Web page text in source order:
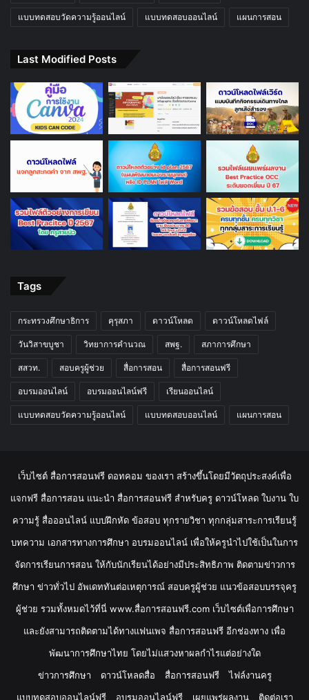
แบบทดสอบวัดความรู้ออนไลน์ แบบทดสอบออนไลน์ แผนการสอน
Last Modified Posts
Tags
กระทรวงศึกษาธิการ คุรุสภา ดาวน์โหลด ดาวน์โหลดไฟล์
วันวิสาขบูชา วิทยาการคำนวณ สพฐ. สภาการศึกษา
สสวท. สอบครูผู้ช่วย สื่อการสอน สื่อการสอนฟรี
อบรมออนไลน์ อบรมออนไลน์ฟรี เรียนออนไลน์
แบบทดสอบวัดความรู้ออนไลน์ แบบทดสอบออนไลน์ แผนการสอน
เว็บไซต์ สื่อการสอนฟรี ดอทคอม ของเรา สร้างขึ้นโดยมีวัตถุประสงค์เพื่อ
แจกฟรี สื่อการสอน แนะนำ สื่อการสอนฟรี สำหรับครู ดาวน์โหลด ใบงาน ใบ
ความรู้ สื่อออนไลน์ แบบฝึกหัด ข้อสอบ ทุกรายวิชา ทุกกลุ่มสาระการเรียนรู้
บทความ เอกสารทางการศึกษา อบรมออนไลน์ เพื่อให้ครูนำไปใช้เป็นในการ
จัดการเรียนการสอน ให้กับนักเรียนได้อย่างมีประสิทธิภาพ ติดตามข่าวการ
ศึกษา ข่าวทั่วไป อัพเดททันต่อเหตุการณ์ สอบครูผู้ช่วย แนวข้อสอบบรรจุครู
ผู้ช่วย รวมทั้งหมดไว้ที่นี่ www.สื่อการสอนฟรี.com เว็บไซต์เพื่อการศึกษา
และยังสามารถติดตามได้ทางแฟนเพจ สื่อการสอนฟรี อีกช่องทาง เพื่อ
พัฒนาการศึกษาไทย โดยไม่แสวงหาผลกำไรแต่อย่างใด
ข่าวการศึกษา
ดาวน์โหลดสื่อ สื่อการสอนฟรี
ไฟล์งานครู
แบบทดสอบออนไลน์ฟรี
อบรมออนไลน์ฟรี เผยแพร่ผลงาน ติดต่อเรา